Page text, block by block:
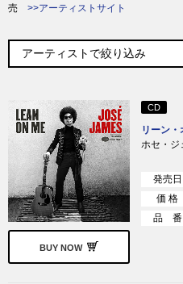
売 >>アーティストサイト
BUY NOW
CD
リーン
ホセ・ジ
発売日
価 格
品 番